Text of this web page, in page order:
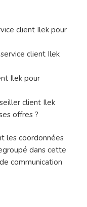
client Ilek pour
client Ilek
Ilek pour
client Ilek
offres ?
les coordonnées
dans cette
communication